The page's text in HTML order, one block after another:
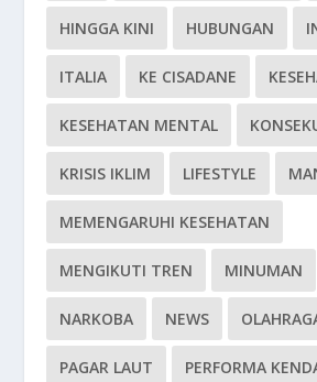
HINGGA KINI HUBUNGAN
ITALIA KE CISADANE
KESEHATAN MENTAL
KRISIS IKLIM LIFESTYLE
MEMENGARUHI KESEHATAN
MENGIKUTI TREN MINUMAN
NARKOBA NEWS
PAGAR LAUT PERFORMA